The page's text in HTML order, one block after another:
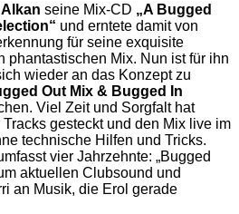
Alkan seine Mix-CD „A Bugged
und erntete damit von
für seine exquisite
phantastischen Mix. Nun ist für ihn
wieder an das Konzept zu
Out Mix & Bugged In
Viel Zeit und Sorgfalt hat
gesteckt und den Mix live im
technische Hilfen und Tricks.
vier Jahrzehnte: „Bugged
aktuellen Clubsound und
an Musik, die Erol gerade